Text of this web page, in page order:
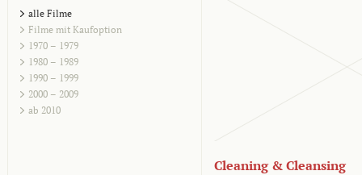
alle Filme
Filme mit Kaufoption
1970 – 1979
1980 – 1989
1990 – 1999
2000 – 2009
ab 2010
Cleaning & Cleansing